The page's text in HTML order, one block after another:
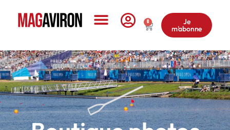
0 Je
m'abonne